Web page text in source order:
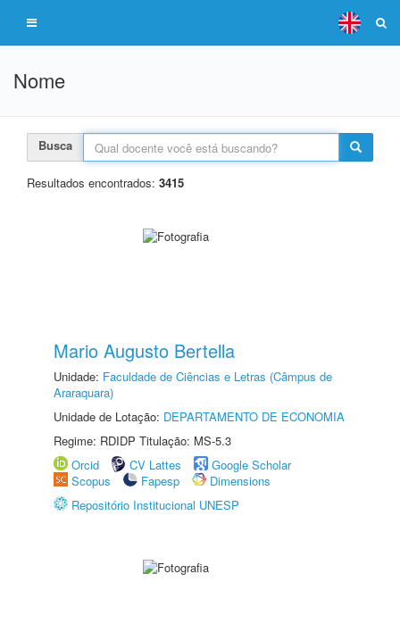
Nome
Busca
Resultados encontrados: 3415
Mario Augusto Bertella
Unidade: Faculdade de Ciências e Letras (Câmpus de
Araraquara)
Unidade de Lotação: DEPARTAMENTO DE ECONOMIA
Regime: RDIDP Titulação: MS-5.3
Orcid
CV Lattes
Google Scholar
Scopus
Fapesp
Dimensions
Repositório Institucional UNESP